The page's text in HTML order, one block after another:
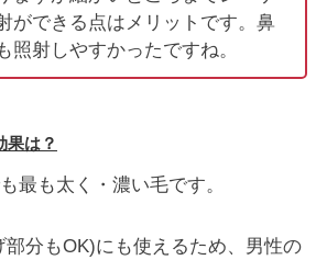
ができる点はメリットです。鼻
照射しやすかったですね。
果は？
最も太く・濃い毛です。
部分もOK)にも使えるため、男性の